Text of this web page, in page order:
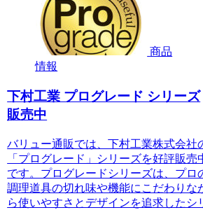
商品
情報
下村工業 プログレード シリーズ
販売中
バリュー通販では、下村工業株式会社
「プログレード」シリーズを好評販売
です。プログレードシリーズは、プロ
調理道具の切れ味や機能にこだわりな
ら使いやすさとデザインを追求したシ